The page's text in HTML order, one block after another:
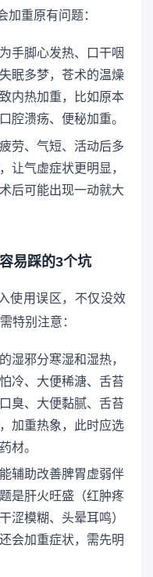
加重原有问题：
手脚心发热、口干咽
眠多梦，苍术的温燥
内热加重，比如原本
腔溃疡、便秘加重。
劳、气短、活动后多
让气虚症状更明显，
后可能出现一动就大
易踩的3个坑
使用误区，不仅没效
特别注意：
湿邪分寒湿和湿热，
冷、大便稀溏、舌苔
臭、大便黏腻、舌苔
加重热象，此时应选
材。
辅助改善脾胃虚弱伴
是肝火旺盛（红肿疼
涩模糊、头晕耳鸣）
会加重症状，需先明